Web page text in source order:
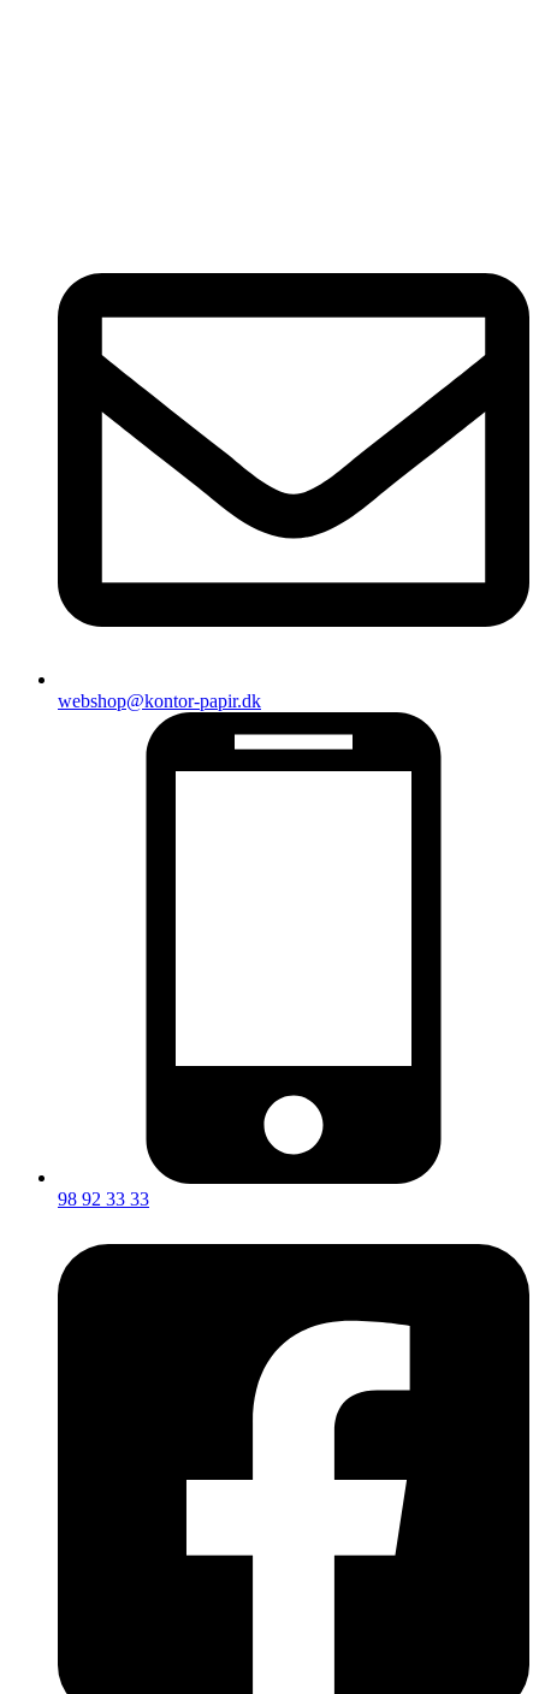
webshop@kontor-papir.dk
98 92 33 33